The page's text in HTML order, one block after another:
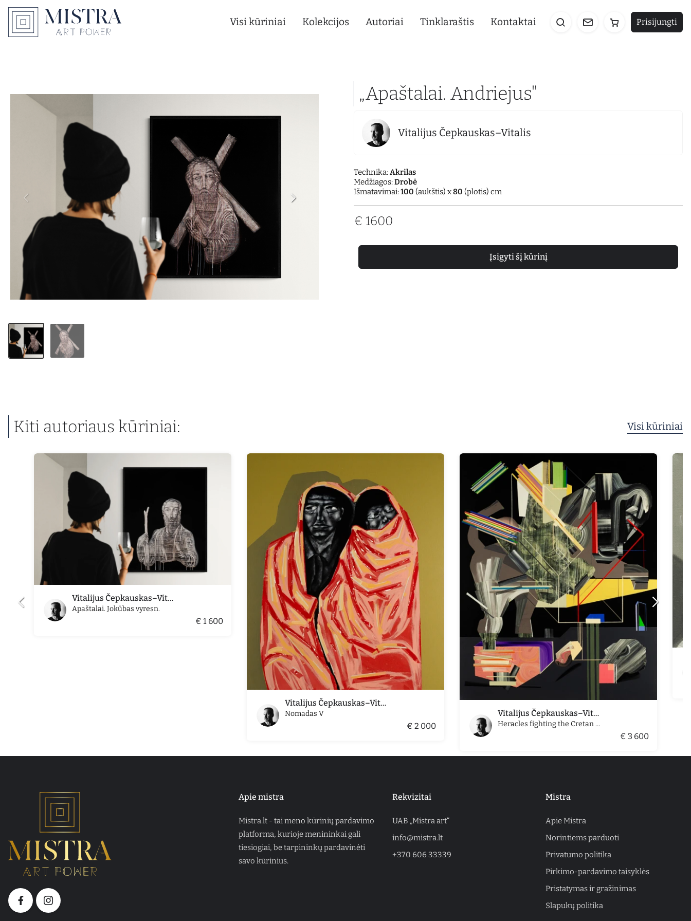
Visi kūriniai Kolekcijos Autoriai Tinklaraštis Kontaktai Prisijungti
„Apaštalai. Andriejus"
Vitalijus Čepkauskas–Vitalis
Technika:Akrilas
Medžiagos:Drobė
Išmatavimai:100 (aukštis) x80 (plotis) cm
€ 1600
Įsigyti šį kūrinį
Kiti autoriaus kūriniai: Visi kūriniai
Vitalijus Čepkauskas–Vitalis
Apaštalai. Jokūbas vyresn.
€ 1 600
Vitalijus Čepkauskas–Vitalis
Nomadas V
€ 2 000
Vitalijus Čepkauskas–Vitalis
Heracles fighting the Cretan Bull, Temple of Zeus, Olympia
€ 3 600
Apie mistra
Mistra.lt - tai meno kūrinių pardavimo
platforma, kurioje menininkai gali
tiesiogiai, be tarpininkų pardavinėti
savo kūrinius.
Rekvizitai
UAB „Mistra art“
info@mistra.lt
+370 606 33339
Mistra
Apie Mistra
Norintiems parduoti
Privatumo politika
Pirkimo-pardavimo taisyklės
Pristatymas ir gražinimas
Slapukų politika